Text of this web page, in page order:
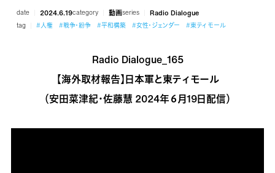
date 2024.6.19category 動画series Radio Dialogue
tag #人権 #戦争・紛争 #平和構築 #女性・ジェンダー #東ティモール
Radio Dialogue_165
【海外取材報告】日本軍と東ティモール
（安田菜津紀・佐藤慧 2024年６月19日配信）